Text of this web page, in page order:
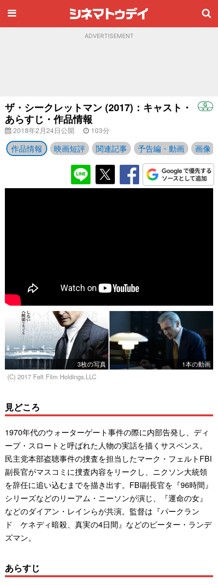
ADVERTISEMENT
ザ・シークレットマン (2017)：キャスト・
あらすじ・作品情報
2018年2月24日公開 103分
作品情報 映画短評 関連記事 予告編・動画 画像
3枚の写真
1本の動画
(C) 2017 Felt Film Holdings.LLC
見どころ
1970年代のウォーターゲート事件の際に内部告発し、ディ
ープ・スロートと呼ばれた人物の実話を描くサスペンス。
民主党本部盗聴事件の捜査を担当したマーク・フェルトFBI
副長官がマスコミに捜査内容をリークし、ニクソン大統領
を辞任に追い込むまでを描き出す。FBI副長官を『96時間』
シリーズなどのリーアム・ニーソンが演じ、『運命の女』
などのダイアン・レインらが共演。監督は『パークラン
ド ケネディ暗殺、真実の4日間』などのピーター・ランデ
ズマン。
あらすじ